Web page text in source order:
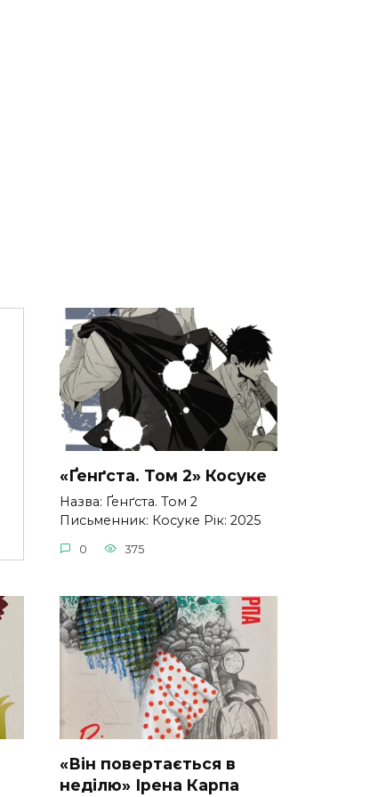
«Ґенґста. Том 2» Косуке
Назва: Ґенґста. Том 2
Письменник: Косуке Рік: 2025
0 375
«Він повертається в
неділю» Ірена Карпа